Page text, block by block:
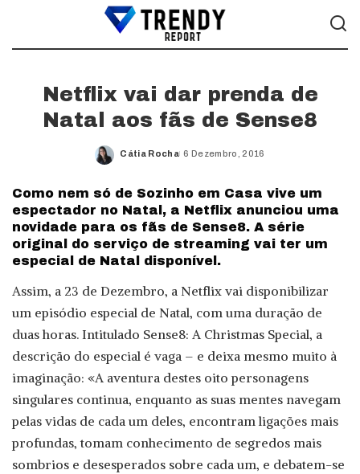
Netflix vai dar prenda de
Natal aos fãs de Sense8
Posted
Cátia Rocha 6 Dezembro, 2016
Como nem só de Sozinho em Casa vive um
espectador no Natal, a Netflix anunciou uma
novidade para os fãs de Sense8. A série
original do serviço de streaming vai ter um
especial de Natal disponível.
Assim, a 23 de Dezembro, a Netflix vai disponibilizar
um episódio especial de Natal, com uma duração de
duas horas. Intitulado Sense8: A Christmas Special, a
descrição do especial é vaga – e deixa mesmo muito à
imaginação: «A aventura destes oito personagens
singulares continua, enquanto as suas mentes navegam
pelas vidas de cada um deles, encontram ligações mais
profundas, tomam conhecimento de segredos mais
sombrios e desesperados sobre cada um, e debatem-se